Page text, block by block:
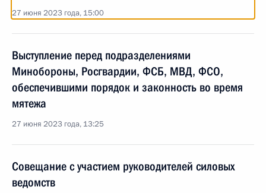
27 июня 2023 года, 15:00
Выступление перед подразделениями
Минобороны, Росгвардии, ФСБ, МВД, ФСО,
обеспечившими порядок и законность во время
мятежа
27 июня 2023 года, 13:25
Совещание с участием руководителей силовых
ведомств